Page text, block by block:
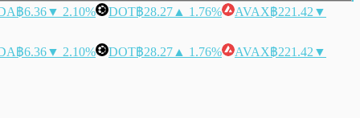
฿6.36▼ 2.10% DOT฿28.27 ▲ 1.76% AVAX฿221.42 ▼
฿6.36▼ 2.10% DOT฿28.27 ▲ 1.76% AVAX฿221.42 ▼